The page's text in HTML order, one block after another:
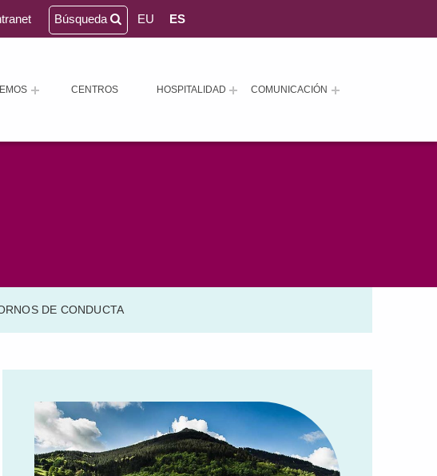
CENTROS HOSPITALIDAD COMUNICACIÓN
Búsqueda EU ES
DE CONDUCTA